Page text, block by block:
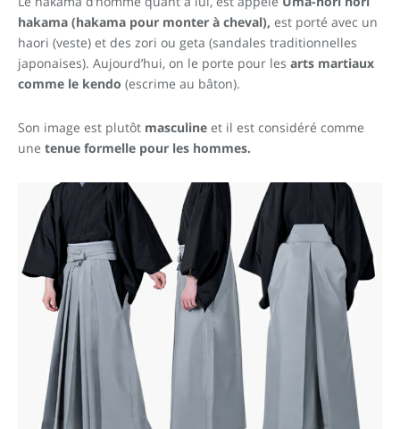
hakama (hakama pour monter à cheval), est porté avec un
haori (veste) et des zori ou geta (sandales traditionnelles
japonaises). Aujourd’hui, on le porte pour les arts martiaux
comme le kendo (escrime au bâton).
Son image est plutôt masculine et il est considéré comme
une tenue formelle pour les hommes.